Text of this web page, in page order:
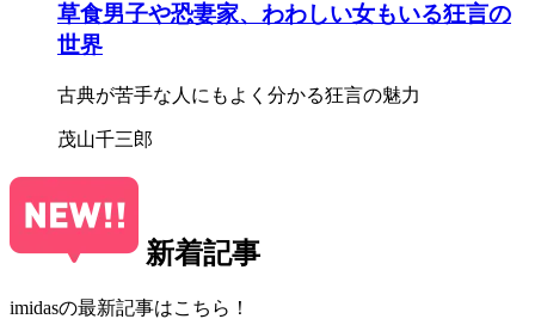
草食男子や恐妻家、わわしい女もいる狂言の
世界
古典が苦手な人にもよく分かる狂言の魅力
茂山千三郎
新着記事
imidasの最新記事はこちら！